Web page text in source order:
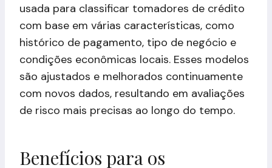
usada para classificar tomadores de crédito
com base em várias características, como
histórico de pagamento, tipo de negócio e
condições econômicas locais. Esses modelos
são ajustados e melhorados continuamente
com novos dados, resultando em avaliações
de risco mais precisas ao longo do tempo.
Benefícios para os